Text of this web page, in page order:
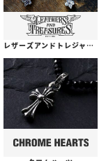
レザーズアンドトレジャーズ